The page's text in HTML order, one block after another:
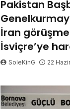
Pakistan
Genelkurmay
İran
İsviçre’ye
SoleKinG 22